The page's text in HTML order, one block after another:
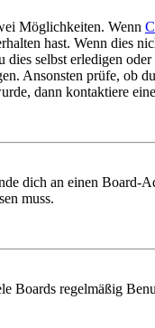
Möglichkeiten. Wenn
hast. Wenn dies
selbst erledigen
Ansonsten prüfe, ob
dann kontaktiere
dich an einen Board-
muss.
Boards regelmäßig